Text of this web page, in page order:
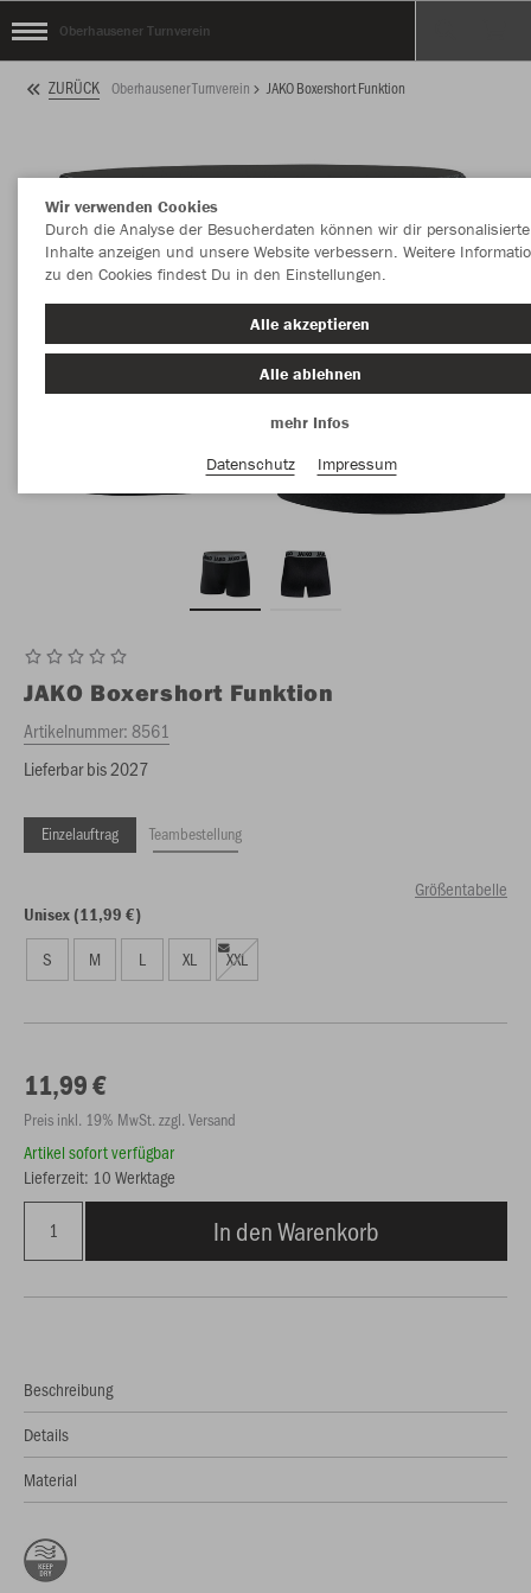
Oberhausener Turnverein
ZURÜCK Oberhausener Turnverein JAKO Boxershort Funktion
JAKO Boxershort Funktion
Artikelnummer:8561
Lieferbar bis 2027
Einzelauftrag Teambestellung
Größentabelle
Unisex (11,99 €)
S M L XL XXL
11,99 €
Preis inkl. 19% MwSt. zzgl. Versand
Artikel sofort verfügbar
Lieferzeit: 10 Werktage
In den Warenkorb
Beschreibung
Details
Material
Wir verwenden Cookies
Durch die Analyse der Besucherdaten können wir dir personalisierte
Inhalte anzeigen und unsere Website verbessern. Weitere
zu den Cookies findest Du in den Einstellungen.
Alle akzeptieren
Alle ablehnen
mehr Infos
Datenschutz
Impressum